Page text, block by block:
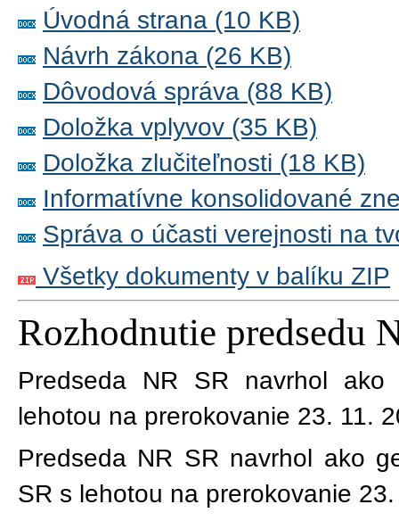
Úvodná strana (10 KB)
Návrh zákona (26 KB)
Dôvodová správa (88 KB)
Doložka vplyvov (35 KB)
Doložka zlučiteľnosti (18 KB)
Informatívne konsolidované
Správa o účasti verejnosti na
Všetky dokumenty v balíku ZIP
Rozhodnutie predsedu
Predseda NR SR navrhol
lehotou na prerokovanie 23. 11.
Predseda NR SR navrhol ako
SR s lehotou na prerokovanie